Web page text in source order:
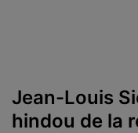
Jean-Louis
hindou de la